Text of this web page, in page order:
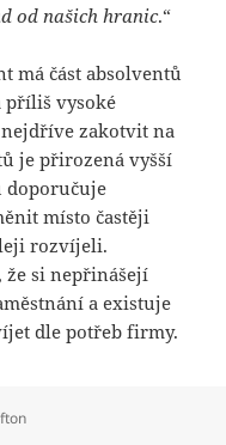
od našich hranic.“
má část absolventů
příliš vysoké
zakotvit na
je přirozená vyšší
doporučuje
místo častěji
rozvíjeli.
že si nepřinášejí
a existuje
dle potřeb firmy.